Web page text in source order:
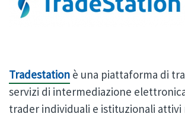
Tradestation è una piattaforma di
servizi di intermediazione
trader individuali e istituzionali attivi